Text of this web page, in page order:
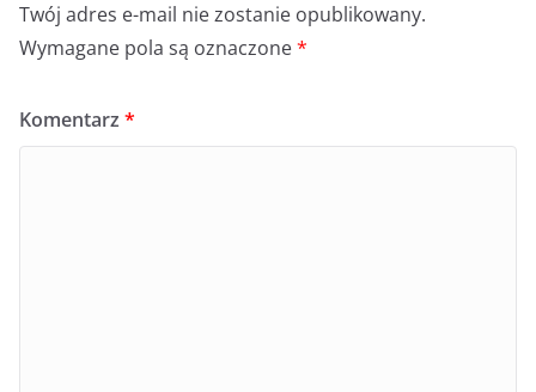
Twój adres e-mail nie zostanie opublikowany.
Wymagane pola są oznaczone*
Komentarz *